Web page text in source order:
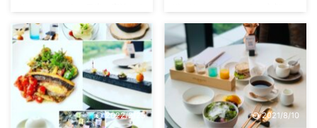
そんな時はレイクハウスがお ...
れる落ち着いた雰 ...
して、ディナーにレストラン「日
本料理 BY ザ・リッツ・カールト
ン日光」で、お寿司のおまかせコ
ースを頂きました。 リッツカー
ルトンのお寿司だから美味しいだ
ろうとは思っていましたが、正
直、奥日光でこんな美味しいお寿
司が食べれるなんて思いもしませ
「ラ・ロカンダ」でディナーをし
たのですが、お味はもちろん美味
しかったのですが、インテリアが
本当に素敵で！ 枯山水を臨むエ
レガントな空間 レストランの中
に歴史的に価値のある日本家屋が
移築されている が京都の和の雰
囲気をたっぷり味わえる「わざわ
2022/2/25 2021/8/10